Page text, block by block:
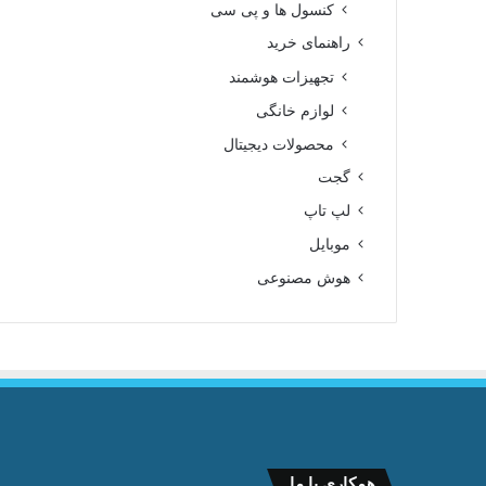
کنسول ها و پی سی
راهنمای خرید
تجهیزات هوشمند
لوازم خانگی
محصولات دیجیتال
گجت
لپ تاپ
موبایل
هوش مصنوعی